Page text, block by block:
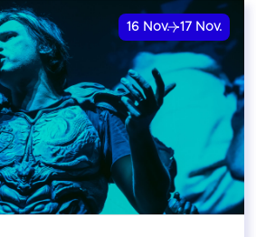
16 Nov. 17 Nov.